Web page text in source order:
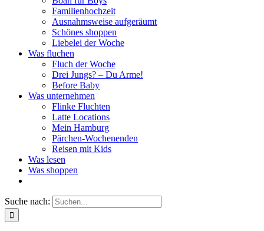
Familienhochzeit
Ausnahmsweise aufgeräumt
Schönes shoppen
Liebelei der Woche
Was fluchen
Fluch der Woche
Drei Jungs? – Du Arme!
Before Baby
Was unternehmen
Flinke Fluchten
Latte Locations
Mein Hamburg
Pärchen-Wochenenden
Reisen mit Kids
Was lesen
Was shoppen
Suche nach: